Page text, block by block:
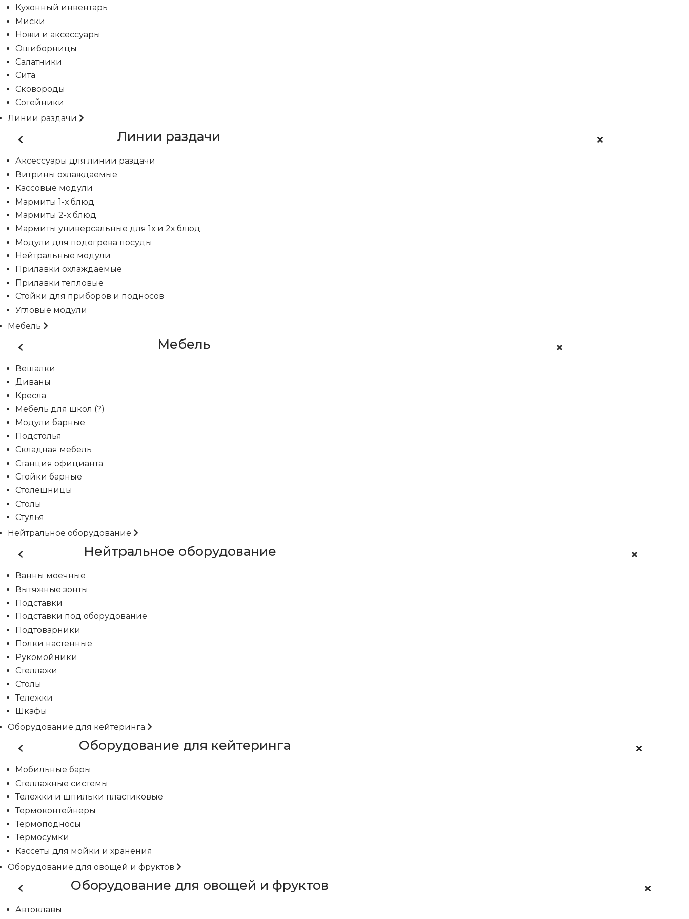
Кухонный инвентарь
Миски
Ножи и аксессуары
Ошиборницы
Салатники
Сита
Сковороды
Сотейники
Линии раздачи
Линии раздачи
Аксессуары для линии раздачи
Витрины охлаждаемые
Кассовые модули
Мармиты 1-х блюд
Мармиты 2-х блюд
Мармиты универсальные для 1х и 2х блюд
Модули для подогрева посуды
Нейтральные модули
Прилавки охлаждаемые
Прилавки тепловые
Стойки для приборов и подносов
Угловые модули
Мебель
Мебель
Вешалки
Диваны
Кресла
Мебель для школ (?)
Модули барные
Подстолья
Складная мебель
Станция официанта
Стойки барные
Столешницы
Столы
Стулья
Нейтральное оборудование
Нейтральное оборудование
Ванны моечные
Вытяжные зонты
Подставки
Подставки под оборудование
Подтоварники
Полки настенные
Рукомойники
Стеллажи
Столы
Тележки
Шкафы
Оборудование для кейтеринга
Оборудование для кейтеринга
Мобильные бары
Стеллажные системы
Тележки и шпильки пластиковые
Термоконтейнеры
Термоподносы
Термосумки
Кассеты для мойки и хранения
Оборудование для овощей и фруктов
Оборудование для овощей и фруктов
Автоклавы